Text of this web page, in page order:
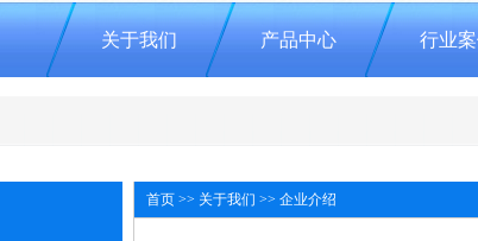
关于我们 产品中心 行业案
首页 >> 关于我们 >> 企业介绍